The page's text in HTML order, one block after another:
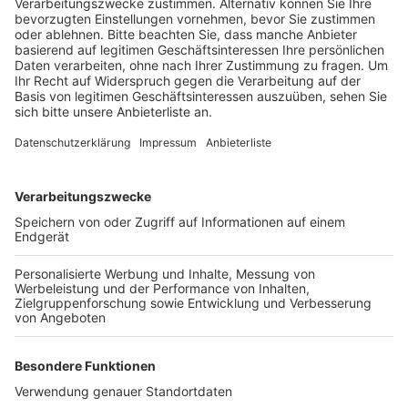
Anzeige
Darin enthalten sind zum Beispiel mehr als 47 Millionen
Gelder sollen unter anderem für die neue Grundschule
an der Gesamtschule und den Ausbau des
Kindergartens an der Nollstraße genutzt werden. Aber
auch einige Sportplätze sollen von dem Haushalt
Park“ auf dem alten Sportplatz in Niederembt.
Anzeige